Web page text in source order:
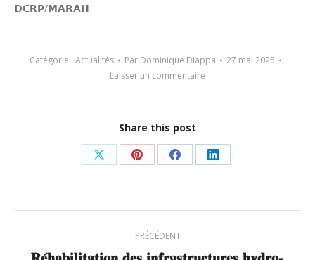
𝗗𝗖𝗥𝗣/𝗠𝗔𝗥𝗔𝗛
Catégorie : Actualités Par Dominique Diappa
27 mai 2025
Laisser un commentaire
Share this post
Partager
X
Partager
Pinterest
Partager
Facebook
Partager
LinkedIn
article
PRÉCÉDENT